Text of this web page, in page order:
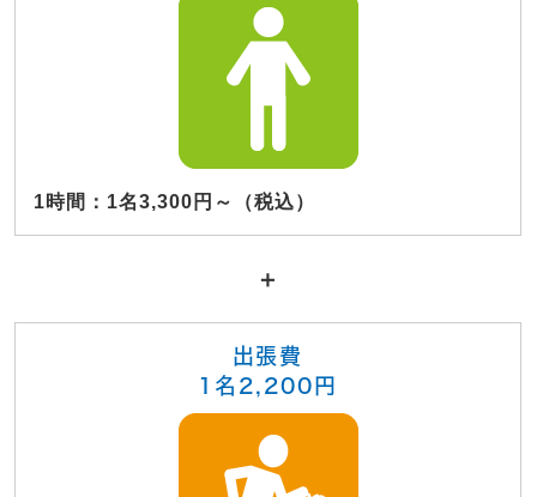
1時間：1名3,300円～（税込）
＋
出張費
1名2,200円